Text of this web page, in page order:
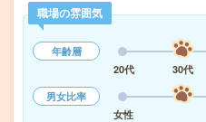
職場の雰囲気
年齢層
20代
30代
男女比率
女性